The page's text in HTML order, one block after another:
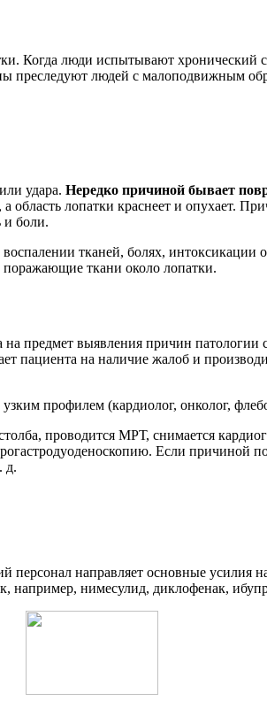
Когда люди испытывают
преследуют людей с малоподвижным
удара. Нередко причиной бывает
лопатки краснеет и опухает.
и боли.
тканей, болях, интоксикации
поражающие ткани около лопатки.
предмет выявления причин патологии
пациента на наличие жалоб и
профилем (кардиолог, онколог,
проводится МРТ, снимается
Если причиной
д.
персонал направляет основные
например, нимесулид, диклофенак,